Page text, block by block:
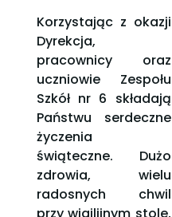
Korzystając z okazji
Dyrekcja,
pracownicy oraz
uczniowie Zespołu
Szkół nr 6 składają
Państwu serdeczne
życzenia
świąteczne. Dużo
zdrowia, wielu
radosnych chwil